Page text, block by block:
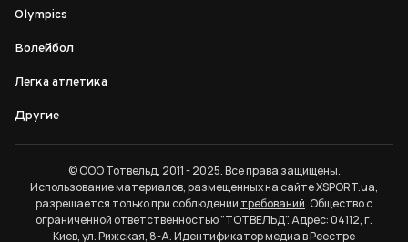
Olympics
Волейбол
Легка атлетика
Другие
© ООО Тотвельд, 2011 - 2025. Все права защищены.
Использование материалов, размещенных на сайте XSPORT.ua,
разрешается только при соблюдении требований. Общество с
ограниченной ответственностью "ТОТВЕЛЬД". Адрес: 04112, г.
Киев, ул. Рижская, 8-А. Идентификатор медиа в Реестре